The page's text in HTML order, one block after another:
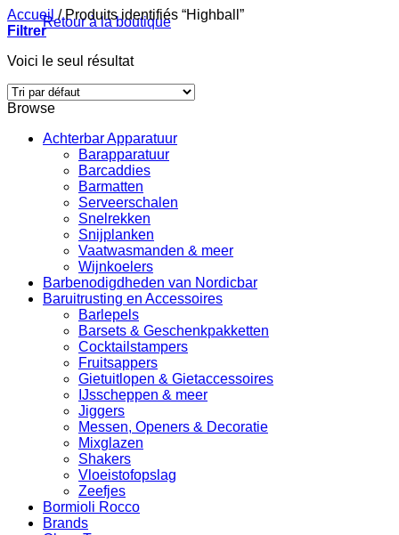
Retour à la boutique
Accueil /Produits identifiés “Highball”
Filtrer
Voici le seul résultat
Browse
Achterbar Apparatuur
Barapparatuur
Barcaddies
Barmatten
Serveerschalen
Snelrekken
Snijplanken
Vaatwasmanden & meer
Wijnkoelers
Barbenodigdheden van Nordicbar
Baruitrusting en Accessoires
Barlepels
Barsets & Geschenkpakketten
Cocktailstampers
Fruitsappers
Gietuitlopen & Gietaccessoires
IJsscheppen & meer
Jiggers
Messen, Openers & Decoratie
Mixglazen
Shakers
Vloeistofopslag
Zeefjes
Bormioli Rocco
Brands